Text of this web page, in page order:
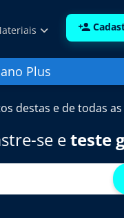
Plus
destas e de todas
se eteste